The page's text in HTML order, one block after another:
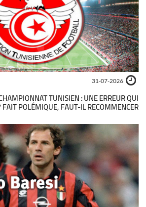
31-07-2026
TUNISIEN : UNE ERREUR QUI
FAIT POLÉMIQUE, FAUT-IL RECOMMENCER ?